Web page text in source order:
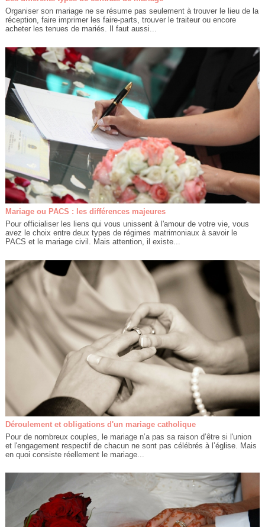
Organiser son mariage ne se résume pas seulement à trouver le lieu de la
réception, faire imprimer les faire-parts, trouver le traiteur ou encore
acheter les tenues de mariés. Il faut aussi...
Mariage ou PACS : les différences majeures
Pour officialiser les liens qui vous unissent à l'amour de votre vie, vous
avez le choix entre deux types de régimes matrimoniaux à savoir le
PACS et le mariage civil. Mais attention, il existe...
Déroulement et obligations d'un mariage catholique
Pour de nombreux couples, le mariage n’a pas sa raison d’être si l'union
et l'engagement respectif de chacun ne sont pas célébrés à l’église. Mais
en quoi consiste réellement le mariage...